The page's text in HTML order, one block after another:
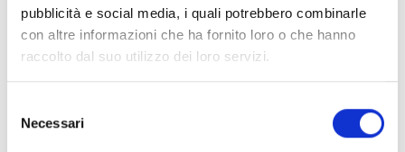
pubblicità e social media, i quali potrebbero combinarle
con altre informazioni che ha fornito loro o che hanno
raccolto dal suo utilizzo dei loro servizi.
delNecessari
Spedizione Gratuita